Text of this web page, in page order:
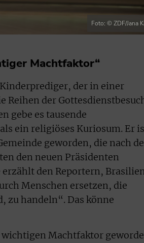
Foto: © ZDF/Jana
Machtfaktor“
der in einer
Reihen der
gebe es tausende
ein religiöses Kuriosum. Er
geworden, die nach
den neuen Präsidenten
erzählt den Reportern,
Menschen ersetzen, die
zu handeln“. Das könne
Machtfaktor